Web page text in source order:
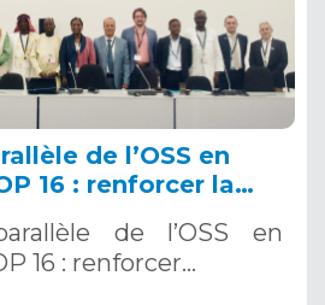
de l’OSS en
16 : renforcer la
Précoce
décembre 2024
de l’OSS en
16 : renforcer…